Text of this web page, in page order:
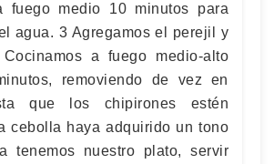
fuego medio 10 minutos para
agua. 3 Agregamos el perejil y
Cocinamos a fuego medio-alto
removiendo de vez en
que los chipirones estén
cebolla haya adquirido un tono
tenemos nuestro plato, servir